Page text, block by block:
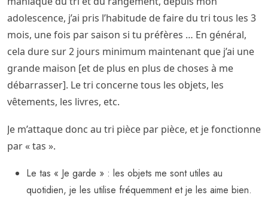
adolescence, j’ai pris l’habitude de faire du tri tous les 3
mois, une fois par saison si tu préfères … En général,
cela dure sur 2 jours minimum maintenant que j’ai une
grande maison [et de plus en plus de choses à me
débarrasser]. Le tri concerne tous les objets, les
vêtements, les livres, etc.
Je m’attaque donc au tri pièce par pièce, et je fonctionne
par « tas ».
Le tas « Je garde » : les objets me sont utiles au
quotidien, je les utilise fréquemment et je les aime bien.